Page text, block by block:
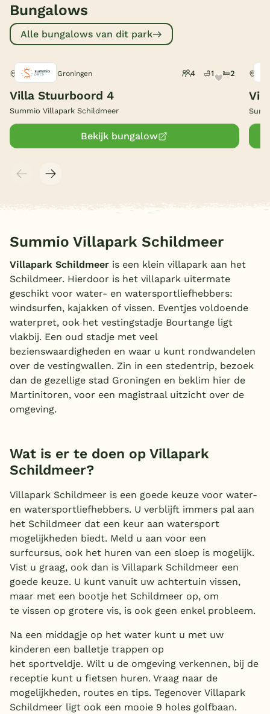
Texel
België
Blog
Bungalows
Alle bungalows van dit park
Steendam, Groningen 4 1 2
Villa Stuurboord 4
Summio Villapark Schildmeer
Bekijk bungalow
Summio Villapark Schildmeer
Villapark Schildmeer is een klein villapark aan het
Schildmeer. Hierdoor is het villapark uitermate
geschikt voor water- en watersportliefhebbers:
windsurfen, kajakken of vissen. Eventjes voldoende
waterpret, ook het vestingstadje Bourtange ligt
vlakbij. Een oud stadje met veel
bezienswaardigheden en waar u kunt rondwandelen
over de vestingwallen. Zin in een stedentrip, bezoek
dan de gezellige stad Groningen en beklim hier de
Martinitoren, voor een magistraal uitzicht over de
omgeving.
Wat is er te doen op Villapark
Schildmeer?
Villapark Schildmeer is een goede keuze voor water-
en watersportliefhebbers. U verblijft immers pal aan
het Schildmeer dat een keur aan watersport
mogelijkheden biedt. Meld u aan voor een
surfcursus, ook het huren van een sloep is mogelijk.
Vist u graag, ook dan is Villapark Schildmeer een
goede keuze. U kunt vanuit uw achtertuin vissen,
maar met een bootje het Schildmeer op, om
te vissen op grotere vis, is ook geen enkel probleem.
Na een middagje op het water kunt u met uw
kinderen een balletje trappen op
het sportveldje. Wilt u de omgeving verkennen, bij de
receptie kunt u fietsen huren. Vraag naar de
mogelijkheden, routes en tips. Tegenover Villapark
Schildmeer ligt ook een mooie 9 holes golfbaan.